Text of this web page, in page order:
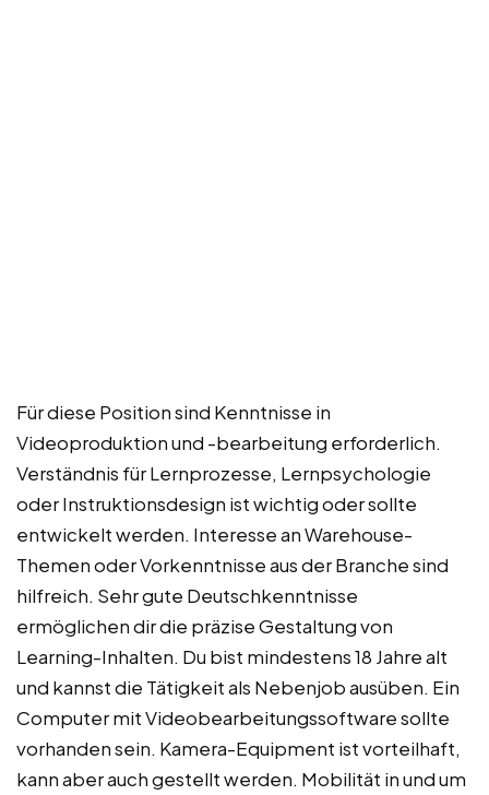
Für diese Position sind Kenntnisse in
Videoproduktion und -bearbeitung erforderlich.
Verständnis für Lernprozesse, Lernpsychologie
oder Instruktionsdesign ist wichtig oder sollte
entwickelt werden. Interesse an Warehouse-
Themen oder Vorkenntnisse aus der Branche sind
hilfreich. Sehr gute Deutschkenntnisse
ermöglichen dir die präzise Gestaltung von
Learning-Inhalten. Du bist mindestens 18 Jahre alt
und kannst die Tätigkeit als Nebenjob ausüben. Ein
Computer mit Videobearbeitungssoftware sollte
vorhanden sein. Kamera-Equipment ist vorteilhaft,
kann aber auch gestellt werden. Mobilität in und um